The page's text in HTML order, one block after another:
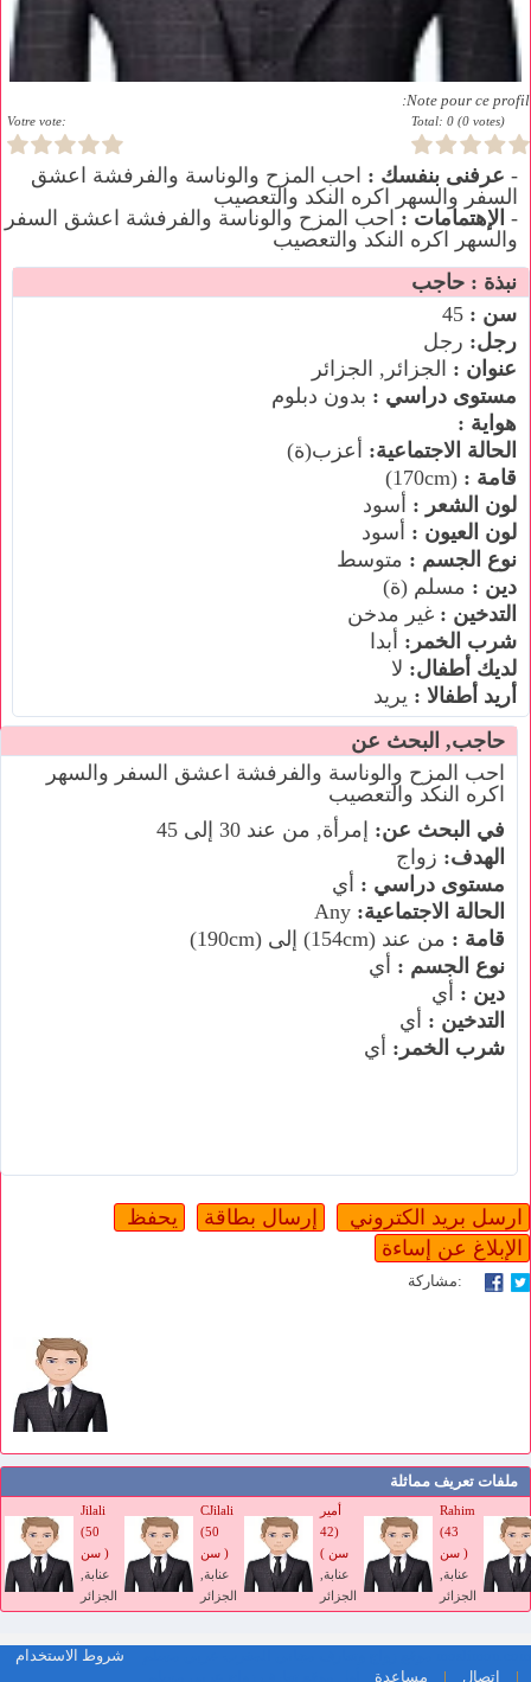
Note pour ce profil:
Votre vote: Total: 0 (0 votes)
- عرفنى بنفسك : احب المزح والوناسة والفرفشة اعشق
السفر والسهر اكره النكد والتعصيب
- الإهتمامات :احب المزح والوناسة والفرفشة اعشق السفر
والسهر اكره النكد والتعصيب
نبذة : حاجب
سن :
رجل: رجل
عنوان : الجزائر, الجزائر
مستوى دراسي : بدون دبلوم
هواية :
الحالة الاجتماعية: أعزب(ة)
قامة : (170cm)
لون الشعر : أسود
لون العيون : أسود
نوع الجسم : متوسط
دين : مسلم (ة)
التدخين : غير مدخن
شرب الخمر: أبدا
لديك أطفال: لا
أريد أطفالا : يريد
حاجب, البحث عن
احب المزح والوناسة والفرفشة اعشق السفر والسهر
اكره النكد والتعصيب
في البحث عن: إمرأة, من عند 30 إلى 45
الهدف: زواج
مستوى دراسي : أي
الحالة الاجتماعية:
قامة : من عند (154cm) إلى (190cm)
نوع الجسم : أي
دين : أي
التدخين : أي
شرب الخمر: أي
مشاركة:
ملفات تعريف مماثلة
Jilali
(50
سن )
عنابة,
الجزائر
CJilali
(50
سن )
عنابة,
الجزائر
أمير
(42
سن )
عنابة,
الجزائر
Rahim
(43
سن )
عنابة,
الجزائر
شروط الاستخدام
|
اتصال | مساعدة